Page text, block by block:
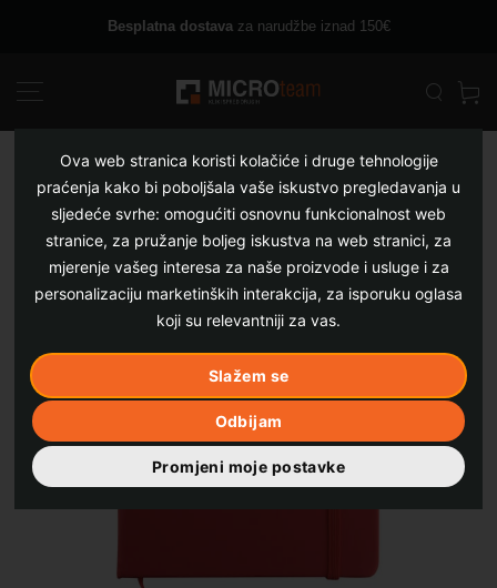
Ova web stranica koristi kolačiće i druge tehnologije
praćenja kako bi poboljšala vaše iskustvo pregledavanja u
sljedeće svrhe: omogućiti osnovnu funkcionalnost web
stranice, za pružanje boljeg iskustva na web stranici, za
mjerenje vašeg interesa za naše proizvode i usluge i za
personalizaciju marketinških interakcija, za isporuku oglasa
koji su relevantniji za vas.
Slažem se
Odbijam
Promjeni moje postavke
Besplatna dostavaza narudžbe iznad 150€